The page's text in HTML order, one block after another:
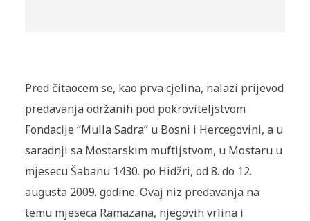
Pred čitaocem se, kao prva cjelina, nalazi prijevod
predavanja održanih pod pokroviteljstvom
Fondacije “Mulla Sadra” u Bosni i Hercegovini, a u
saradnji sa Mostarskim muftijstvom, u Mostaru u
mjesecu Šabanu 1430. po Hidžri, od 8. do 12.
augusta 2009. godine. Ovaj niz predavanja na
temu mjeseca Ramazana, njegovih vrlina i